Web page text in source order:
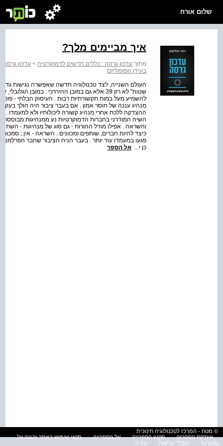
שלום אורח
איך מביימים מלך?
מתוך:עדכון גרסה : כללים חדשים לדמוקרטיה > עדכון
בעידן הפופוליזם
העולם השנייה, לצד טכנולוגיה חדשה שאפשרה נגישות
שטוח" לא רק 39 אלא גם במובן ההיררכי . במובן
להשמיע מעל במות תקשורתיות רבות . העיסוק הבלתי ‑
ההצדקה ללכת אחרי מנהיג קשורה ליכולותיו ולא למעמדו .
השיח המודרני בחברות הדמוקרטיות נע ממנהיגות מבוססת
והשראה . אפילו מודל ההורות ‑ גם סוג של מנהיגות ‑
כיצד להיות חברים, שותפים ומכוונים . השראה ‑ אִין ;
פגעו במעמדו עוד יותר . בעבר הניח הציבור שחבר הפרלמנט
כן י... אל הספר
© מטח - המרכז לטכנולוגיה חינוכית
אינדקס הספרים
תקנון הספרייה על הספרייה
תנאי שימוש באתר והגנה על
פרטיות
הסדרי נגישות עזרה